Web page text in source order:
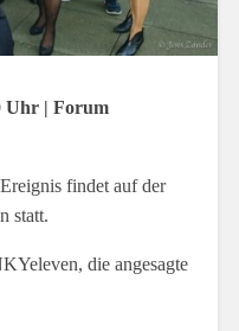
Uhr | Forum
findet auf der
statt.
die angesagte